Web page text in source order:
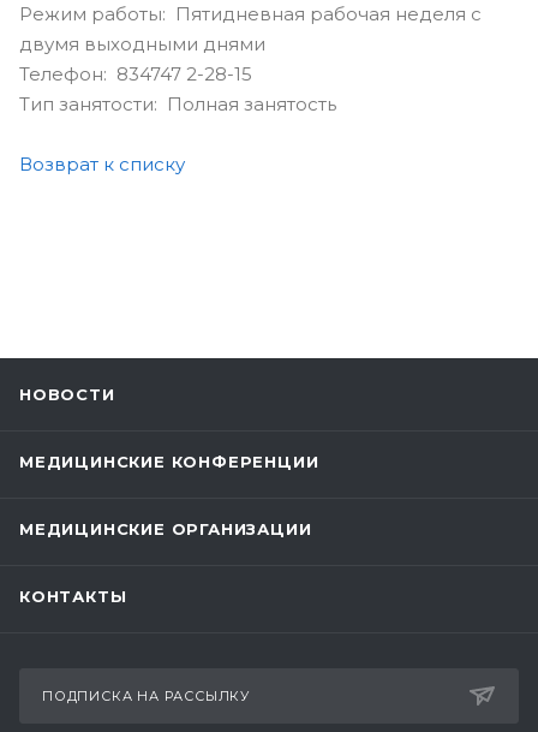
Режим работы: Пятидневная рабочая неделя с
двумя выходными днями
Телефон: 834747 2-28-15
Тип занятости: Полная занятость
Возврат к списку
НОВОСТИ
МЕДИЦИНСКИЕ КОНФЕРЕНЦИИ
МЕДИЦИНСКИЕ ОРГАНИЗАЦИИ
КОНТАКТЫ
ПОДПИСКА НА РАССЫЛКУ